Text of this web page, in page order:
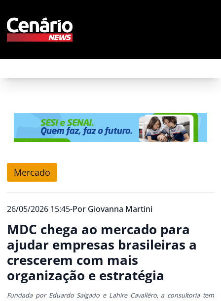
Mercado
26/05/2026 15:45-Por Giovanna Martini
MDC chega ao mercado para
ajudar empresas brasileiras a
crescerem com mais
organização e estratégia
Fundada por Eduardo Salgado e Lahire Cavalléro, a consultoria tem